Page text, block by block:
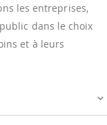
les entreprises,
dans le choix
et à leurs